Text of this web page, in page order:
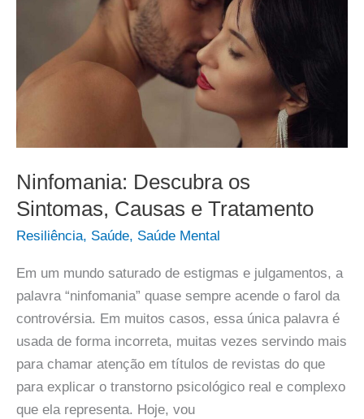
Ninfomania: Descubra os
Sintomas, Causas e Tratamento
Resiliência, Saúde, Saúde Mental
Em um mundo saturado de estigmas e julgamentos, a
palavra “ninfomania” quase sempre acende o farol da
controvérsia. Em muitos casos, essa única palavra é
usada de forma incorreta, muitas vezes servindo mais
para chamar atenção em títulos de revistas do que
para explicar o transtorno psicológico real e complexo
que ela representa. Hoje, vou